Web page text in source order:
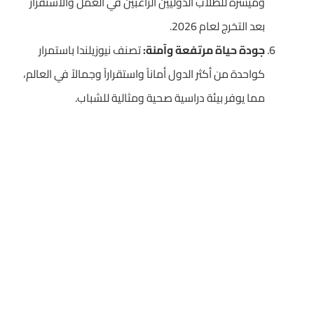
بعد التخرج لعام 2026.
جودة حياة مرتفعة وآمنة:تصنف نيوزيلندا باستمرار
كواحدة من أكثر الدول أماناً واستقراراً وجمالاً في العالم،
مما يوفر بيئة دراسية صحية ومثالية للشباب.